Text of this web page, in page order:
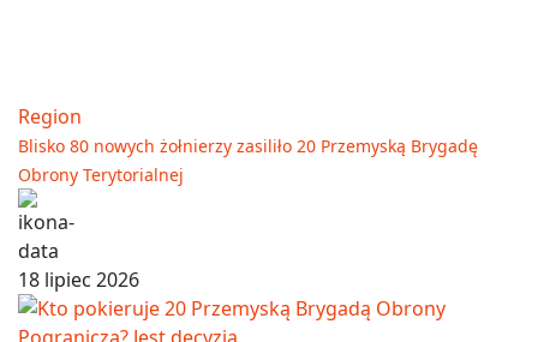
Region
Blisko 80 nowych żołnierzy zasiliło 20 Przemyską Brygadę
Obrony Terytorialnej
18 lipiec 2026